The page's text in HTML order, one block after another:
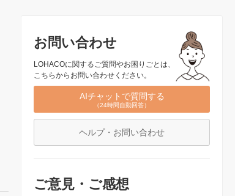
お問い合わせ
LOHACOに関するご質問やお困りごとは、
こちらからお問い合わせください。
AIチャットで質問する
（24時間自動回答）
ヘルプ・お問い合わせ
ご意見・ご感想